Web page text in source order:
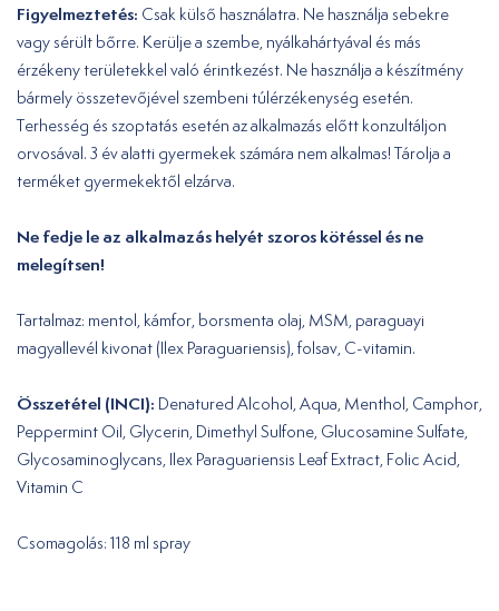
Figyelmeztetés: Csak külső használatra. Ne használja sebekre
vagy sérült bőrre. Kerülje a szembe, nyálkahártyával és más
érzékeny területekkel való érintkezést. Ne használja a készítmény
bármely összetevőjével szembeni túlérzékenység esetén.
Terhesség és szoptatás esetén az alkalmazás előtt konzultáljon
orvosával. 3 év alatti gyermekek számára nem alkalmas! Tárolja a
terméket gyermekektől elzárva.
Ne fedje le az alkalmazás helyét szoros kötéssel és ne
melegítsen!
Tartalmaz: mentol, kámfor, borsmenta olaj, MSM, paraguayi
magyallevél kivonat (Ilex Paraguariensis), folsav, C-vitamin.
Összetétel (INCI): Denatured Alcohol, Aqua, Menthol, Camphor,
Peppermint Oil, Glycerin, Dimethyl Sulfone, Glucosamine Sulfate,
Glycosaminoglycans, Ilex Paraguariensis Leaf Extract, Folic Acid,
Vitamin C
Csomagolás: 118 ml spray